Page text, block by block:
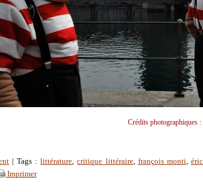
Crédits photographiques
| Tags :littérature,critique littéraire, françois monti,
Imprimer